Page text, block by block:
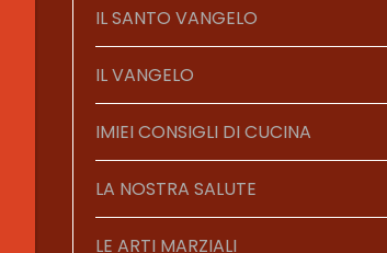
IL SANTO VANGELO
IL VANGELO
IMIEI CONSIGLI DI CUCINA
LA NOSTRA SALUTE
LE ARTI MARZIALI